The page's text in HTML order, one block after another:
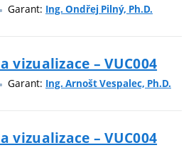
Garant: Ing. Ondřej Pilný, Ph.D.
vizualizace – VUC004
Garant: Ing. Arnošt Vespalec, Ph.D.
vizualizace – VUC004